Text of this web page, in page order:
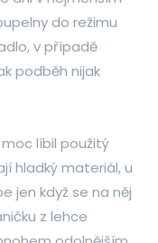
do režimu
v případě
podběh nijak
líbil použitý
hladký materiál, u
jen když se na něj
z lehce